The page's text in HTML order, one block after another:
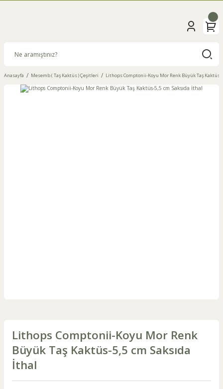
Anasayfa Mesemb ( Taş Kaktüs ) Çeşitleri Lithops Comptonii-Koyu Mor Renk Büyük Taş Kaktüs-
Lithops Comptonii-Koyu Mor Renk
Büyük Taş Kaktüs-5,5 cm Saksıda
İthal